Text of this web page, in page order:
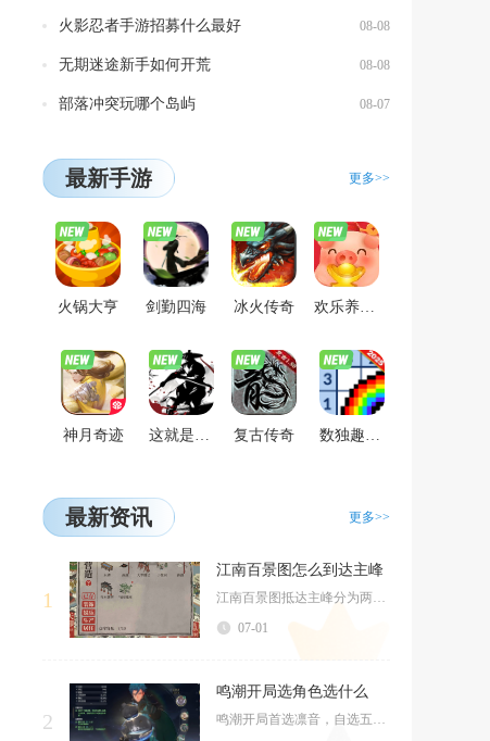
火影忍者手游招募什么最好 08-08
无期迷途新手如何开荒 08-08
部落冲突玩哪个岛屿 08-07
最新手游 更多>>
火锅大亨 剑勤四海 冰火传奇 欢乐养猪场
神月奇迹 这就是江湖 复古传奇 数独趣味闯关
最新资讯 更多>>
1
江南百景图怎么到达主峰
江南百景图抵达主峰分为两条独立探险线路，分别是限时百草生探险乘船登顶主峰，以及徽州黄山云海...
07-01
2
鸣潮开局选角色选什么
鸣潮开局首选凛音，自选五星必拿维里奈，输出位优先卡卡罗或椿，这套组合能兼顾开荒效率、生存能...